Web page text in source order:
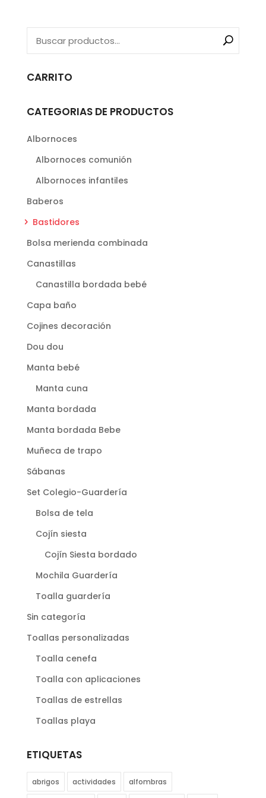
tiene
múltiples
variantes.
Las
elegir
página
de
producto
CARRITO
CATEGORIAS DE PRODUCTOS
Albornoces
Albornoces comunión
Albornoces infantiles
Baberos
Bastidores
Bolsa merienda combinada
Canastillas
Canastilla bordada bebé
Capa baño
Cojines decoración
Dou dou
Manta bebé
Manta cuna
Manta bordada
Manta bordada Bebe
Muñeca de trapo
Sábanas
Set Colegio-Guardería
Bolsa de tela
Cojín siesta
Cojín Siesta bordado
Mochila Guardería
Toalla guardería
Sin categoría
Toallas personalizadas
Toalla cenefa
Toalla con aplicaciones
Toallas de estrellas
Toallas playa
ETIQUETAS
abrigos actividades alfombras